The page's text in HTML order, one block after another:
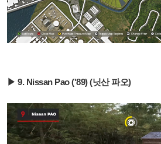
▶ 9. Nissan Pao ('89) (닛산 파오)